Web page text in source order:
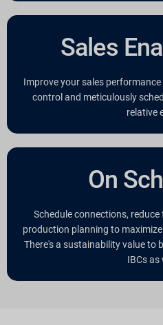
Sales
Improve your sales
control and meticulously
relative
On
Schedule connections,
production planning to
There's a sustainability value to
IBCs as